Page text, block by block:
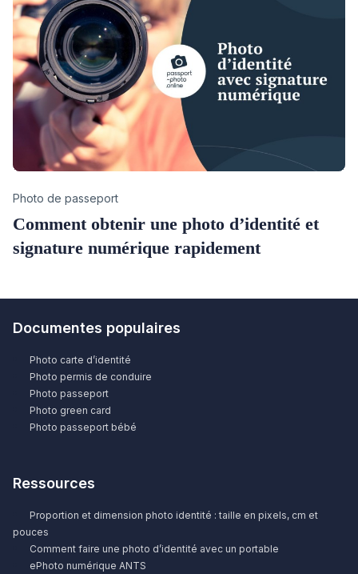
Category
Photo de passeport
Comment obtenir une photo d’identité et
signature numérique rapidement
Documentes populaires
Photo carte d’identité
Photo permis de conduire
Photo passeport
Photo green card
Photo passeport bébé
Ressources
Proportion et dimension photo identité : taille en pixels, cm et
pouces
Comment faire une photo d’identité avec un portable
ePhoto numérique ANTS